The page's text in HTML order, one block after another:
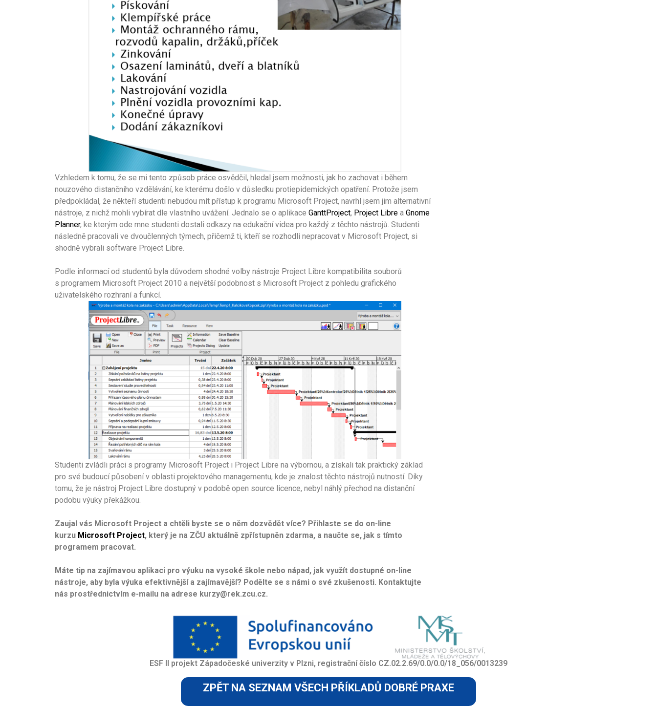
Vzhledem k tomu, že se mi tento způsob práce osvědčil, hledal jsem možnosti, jak ho zachovat i během
nouzového distančního vzdělávání, ke kterému došlo v důsledku protiepidemických opatření. Protože jsem
předpokládal, že někteří studenti nebudou mít přístup k programu Microsoft Project, navrhl jsem jim alternativní
nástroje, z nichž mohli vybírat dle vlastního uvážení. Jednalo se o aplikace GanttProject, Project Libre a Gnome
Planner, ke kterým ode mne studenti dostali odkazy na edukační videa pro každý z těchto nástrojů. Studenti
následně pracovali ve dvoučlenných týmech, přičemž ti, kteří se rozhodli nepracovat v Microsoft Project, si
shodně vybrali software Project Libre.
Podle informací od studentů byla důvodem shodné volby nástroje Project Libre kompatibilita souborů
s programem Microsoft Project 2010 a největší podobnost s Microsoft Project z pohledu grafického
uživatelského rozhraní a funkcí.
Studenti zvládli práci s programy Microsoft Project i Project Libre na výbornou, a získali tak praktický základ
pro své budoucí působení v oblasti projektového managementu, kde je znalost těchto nástrojů nutností. Díky
tomu, že je nástroj Project Libre dostupný v podobě open source licence, nebyl náhlý přechod na distanční
podobu výuky překážkou.
Zaujal vás Microsoft Project a chtěli byste se o něm dozvědět více? Přihlaste se do on-line
kurzu Microsoft Project, který je na ZČU aktuálně zpřístupněn zdarma, a naučte se, jak s tímto
programem pracovat.
Máte tip na zajímavou aplikaci pro výuku na vysoké škole nebo nápad, jak využít dostupné on-line
nástroje, aby byla výuka efektivnější a zajímavější? Podělte se s námi o své zkušenosti. Kontaktujte
nás prostřednictvím e-mailu na adrese kurzy@rek.zcu.cz.
ESF II projekt Západočeské univerzity v Plzni, registrační číslo CZ.02.2.69/0.0/0.0/18_056/0013239
ZPĚT NA SEZNAM VŠECH PŘÍKLADŮ DOBRÉ PRAXE